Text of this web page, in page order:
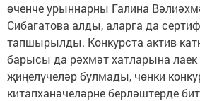
өченче урыннарны Галина
Сибагатова алды, аларга да
тапшырылды. Конкурста актив
барысы да рәхмәт хатларына
җиңелүчеләр булмады, чөнки
китапханәчеләрне берләштерде